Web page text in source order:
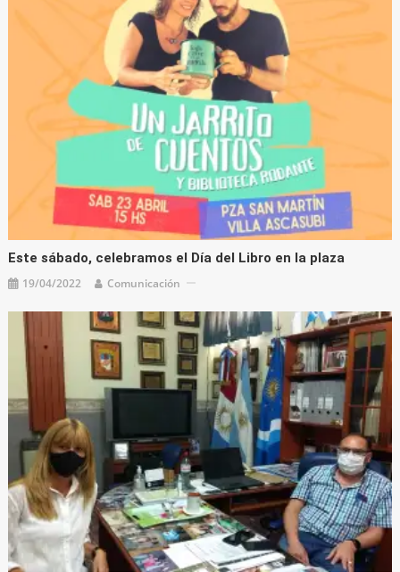
Este sábado, celebramos el Día del Libro en la plaza
19/04/2022 Comunicación